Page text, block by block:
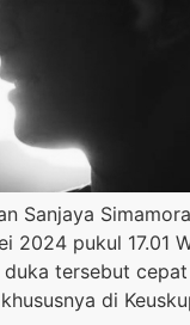
Sanjaya
2024 pukul 17.01
duka tersebut
di